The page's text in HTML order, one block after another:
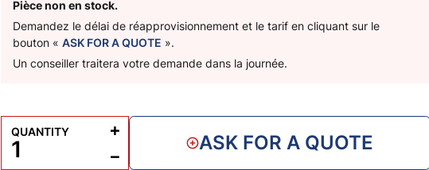
Pièce non en stock.
Demandez le délai de réapprovisionnement et le tarif en cliquant sur le
bouton «ASK FOR A QUOTE ».
Un conseiller traitera votre demande dans la journée.
QUANTITY
−
+
ASK FOR A QUOTE